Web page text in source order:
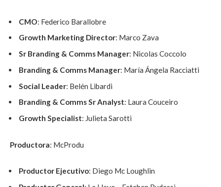
CMO: Federico Barallobre
Growth Marketing Director: Marco Zava
Sr Branding & Comms Manager: Nicolas Coccolo
Branding & Comms Manager: María Ángela Racciatti
Social Leader: Belén Libardi
Branding & Comms Sr Analyst: Laura Couceiro
Growth Specialist: Julieta Sarotti
Productora: McProdu
Productor Ejecutivo: Diego Mc Loughlin